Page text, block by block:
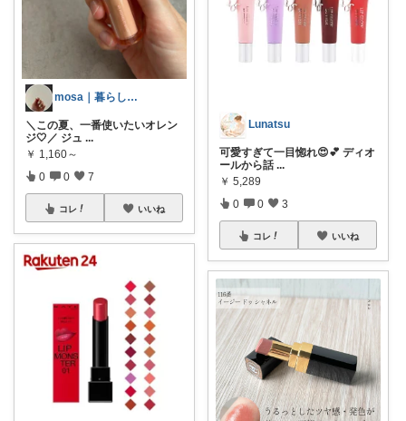
mosa｜暮らしの中で自分を整える
＼この夏、一番使いたいオレン
ジ🤍／ ジュ ...
￥ 1,160～
0 0 7
コレ いいね
Lunatsu
可愛すぎて一目惚れ😍💕 ディオ
ールから話 ...
￥ 5,289
0 0 3
コレ いいね